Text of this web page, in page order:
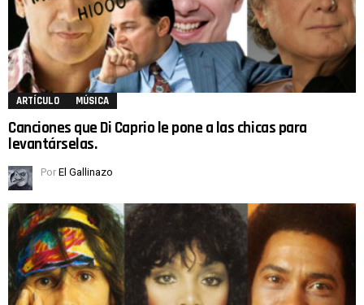
ARTÍCULO MÚSICA
Canciones que Di Caprio le pone a las chicas para
levantárselas.
Por El Gallinazo